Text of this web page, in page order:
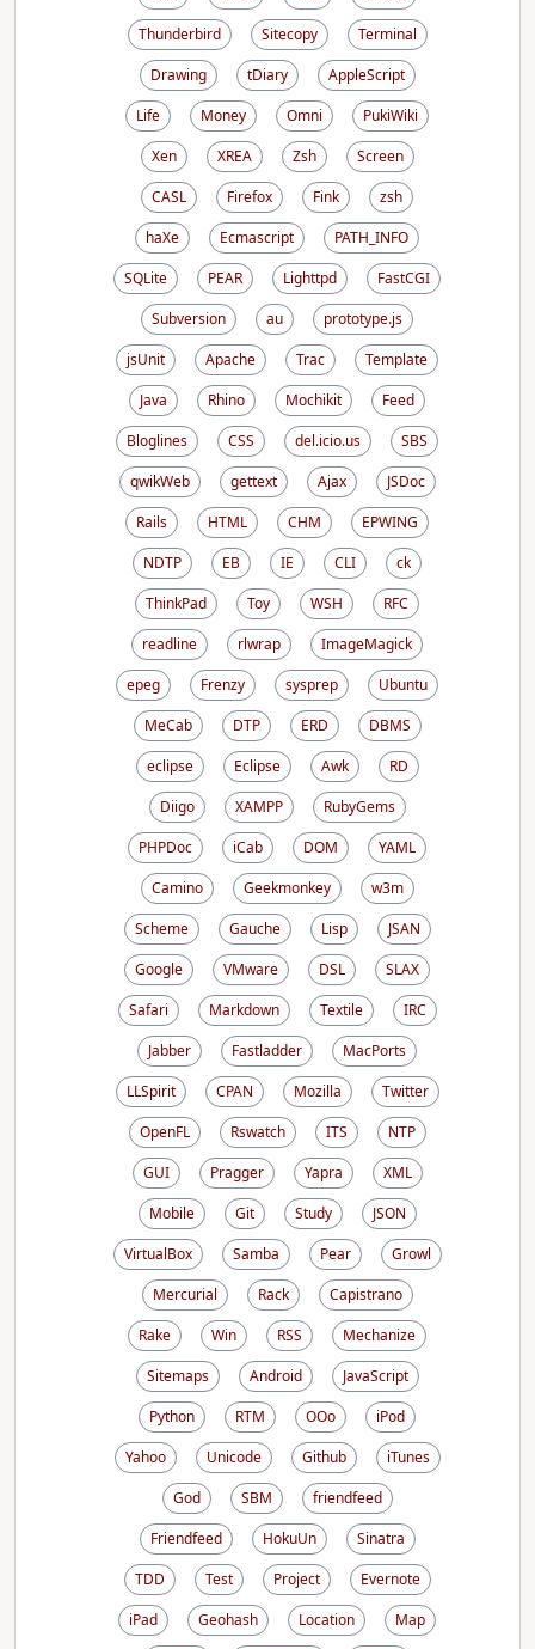
Thunderbird
Sitecopy
Terminal
Drawing
tDiary
AppleScript
Life
Money Omni
PukiWiki
Xen
XREA Zsh
Screen
CASL
Firefox Fink
zsh
haXe
Ecmascript
PATH_INFO
SQLite
PEAR Lighttpd
FastCGI
Subversion
au
prototype.js
jsUnit
Apache Trac
Template
Java
Rhino Mochikit
Feed
Bloglines
CSS del.icio.us
SBS
qwikWeb
gettext Ajax
JSDoc
Rails
HTML CHM
EPWING
NDTP
EB IE CLI
ck
ThinkPad
Toy WSH
RFC
readline
rlwrap
ImageMagick
epeg
Frenzy sysprep
Ubuntu
MeCab
DTP ERD
DBMS
eclipse
Eclipse Awk
RD
Diigo
XAMPP
RubyGems
PHPDoc
iCab DOM
YAML
Camino
Geekmonkey
w3m
Scheme
Gauche Lisp
JSAN
Google
VMware DSL
SLAX
Safari
Markdown Textile
IRC
Jabber
Fastladder
MacPorts
LLSpirit
CPAN Mozilla
Twitter
OpenFL
Rswatch ITS
NTP
GUI
Pragger Yapra
XML
Mobile
Git Study
JSON
VirtualBox
Samba Pear
Growl
Mercurial
Rack
Capistrano
Rake
Win RSS
Mechanize
Sitemaps
Android
JavaScript
Python
RTM OOo
iPod
Yahoo
Unicode Github
iTunes
God
SBM
friendfeed
Friendfeed
HokuUn
Sinatra
TDD
Test Project
Evernote
iPad
Geohash Location
Map